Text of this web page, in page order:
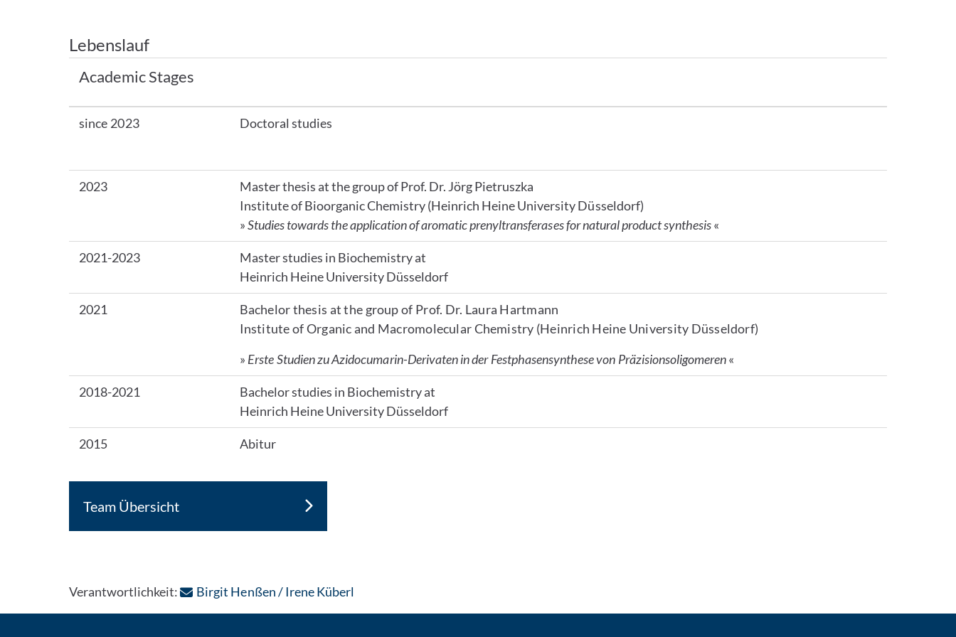
Lebenslauf
Academic Stages
since 2023 Doctoral studies
2023
Master thesis at the group of Prof. Dr. Jörg Pietruszka
Institute of Bioorganic Chemistry (Heinrich Heine University Düsseldorf)
»Studies towards the application of aromatic prenyltransferases for natural product synthesis«
2021-2023
Master studies in Biochemistry at
Heinrich Heine University Düsseldorf
2021
Bachelor thesis at the group of Prof. Dr. Laura Hartmann
Institute of Organic and Macromolecular Chemistry (Heinrich Heine University Düsseldorf)
» Erste Studien zu Azidocumarin-Derivaten in der Festphasensynthese von Präzisionsoligomeren«
2018-2021
Bachelor studies in Biochemistry at
Heinrich Heine University Düsseldorf
2015 Abitur
Team Übersicht
Verantwortlichkeit: Birgit Henßen / Irene Küberl: Per E-Mail kontaktieren